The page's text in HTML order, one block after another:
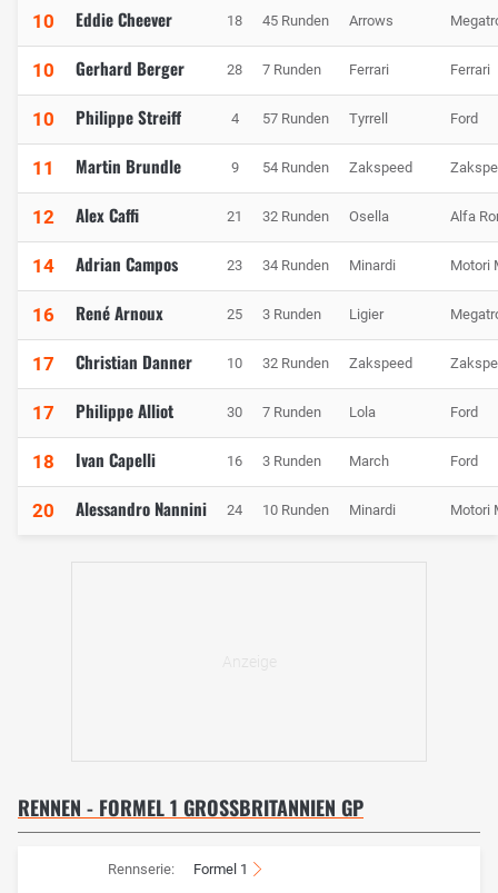
10 Eddie Cheever 18 45 Runden Arrows
10 Gerhard Berger 28 7 Runden Ferrari Ferrari
10 Philippe Streiff 4 57 Runden Tyrrell Ford
11 Martin Brundle 9 54 Runden Zakspeed
12 Alex Caffi 21 32 Runden Osella Alfa
14 Adrian Campos 23 34 Runden Minardi Motori
16 René Arnoux 25 3 Runden Ligier
17 Christian Danner 10 32 Runden Zakspeed
17 Philippe Alliot 30 7 Runden Lola Ford
18 Ivan Capelli 16 3 Runden March Ford
20 Alessandro Nannini 24 10 Runden Minardi Motori
RENNEN - FORMEL 1 GROSSBRITANNIEN GP
Rennserie: Formel 1